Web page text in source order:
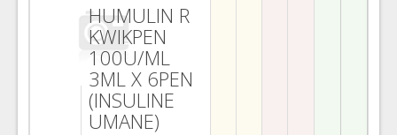
HUMULIN R
KWIKPEN
100U/ML
3ML X 6PEN
(INSULINE
UMANE)